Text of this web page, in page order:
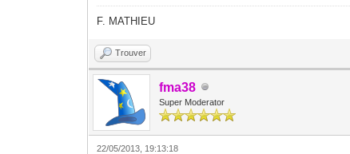
F. MATHIEU
Trouver
fma38
Super Moderator
22/05/2013, 19:13:18